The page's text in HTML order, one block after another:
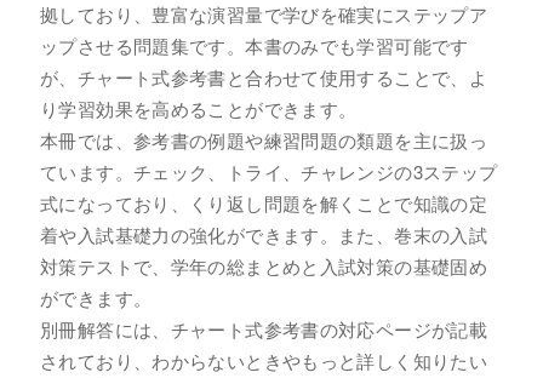
拠しており、豊富な演習量で学びを確実にステップア
ップさせる問題集です。本書のみでも学習可能です
が、チャート式参考書と合わせて使用することで、よ
り学習効果を高めることができます。
本冊では、参考書の例題や練習問題の類題を主に扱っ
ています。チェック、トライ、チャレンジの3ステップ
式になっており、くり返し問題を解くことで知識の定
着や入試基礎力の強化ができます。また、巻末の入試
対策テストで、学年の総まとめと入試対策の基礎固め
ができます。
別冊解答には、チャート式参考書の対応ページが記載
されており、わからないときやもっと詳しく知りたい